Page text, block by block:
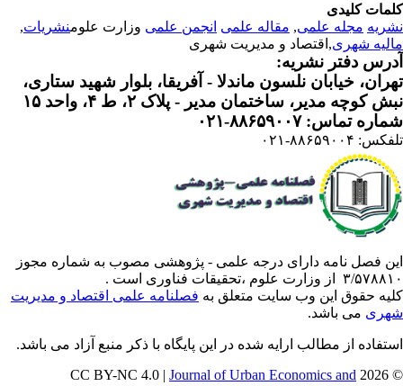
کلیدی
مجله علمی, مقاله علمی انجمن علمیوزارت علومنشریات,
شهری ,اقتصاد و مدیریت شهری
دفتر نشریه:
خیابان نلسون ماندلا - آفریقا، بلوار شهید ستاری،
کوچه مدیر، ساختمان مدیر - پلاک ۲، ط ۴، واحد ۱۵
تماس: ۸۸۶۵۹۰۰۷-۰۲۱
۸۸۶۵۹۰۰۴-۰۲۱
فصل نامه دارای درجه علمی - پژوهشی مصوب به شماره مجوز
وزارت علوم ،تحقیقات فناوری است .
حقوق این وب سایت متعلق بهفصلنامه علمی اقتصاد و مدیریت
می باشد.
از مطالب ارایه شده در این پایگاه با ذکر منبع آزاد می باشد.
©
Journal of Urban Economics and